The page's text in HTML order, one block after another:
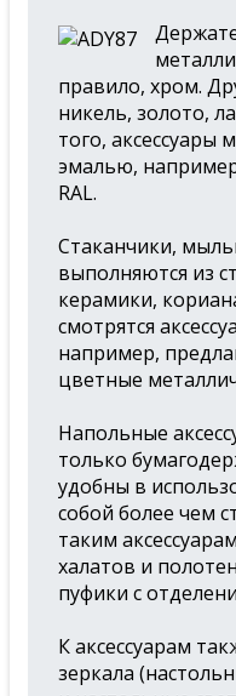
правило, хром.
никель, золото,
того,
эмалью,
RAL.
Стаканчики,
выполняются из
керамики,
смотрятся
например,
цветные
Напольные
только
удобны в
собой более чем
таким
халатов и
пуфики с
К аксессуарам
зеркала